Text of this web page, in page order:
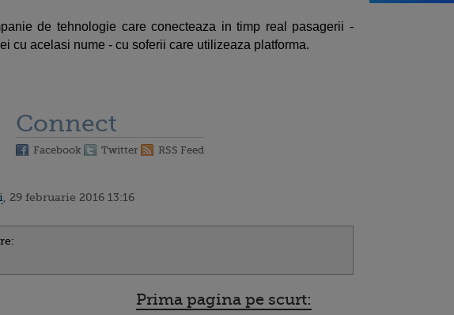
de tehnologie care conecteaza in timp real pasagerii -
cu acelasi nume - cu soferii care utilizeaza platforma.
Connect
Facebook Twitter RSS Feed
, 29 februarie 2016 13:16
Prima pagina pe scurt: